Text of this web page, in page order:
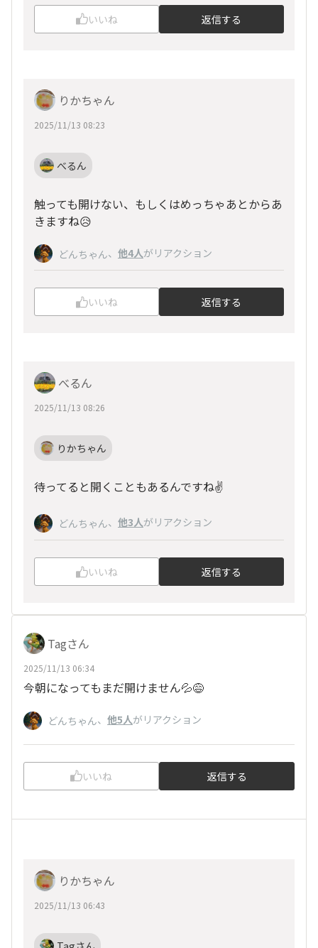
いいね 返信する
りかちゃん
2025/11/13 08:23
べるん
触っても開けない、もしくはめっちゃあとからあ
きますね😥
どんちゃん、 他4人がリアクション
いいね 返信する
べるん
2025/11/13 08:26
りかちゃん
待ってると開くこともあるんですね✌️
どんちゃん、 他3人がリアクション
いいね 返信する
Tagさん
2025/11/13 06:34
今朝になってもまだ開けません💦😅
どんちゃん、 他5人がリアクション
いいね 返信する
りかちゃん
2025/11/13 06:43